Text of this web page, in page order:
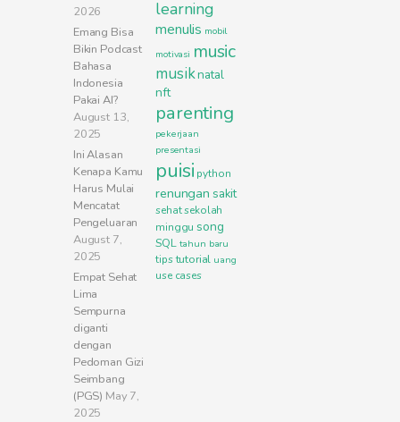
2026
Emang Bisa
Bikin Podcast
Bahasa
Indonesia
Pakai AI?
August 13,
2025
Ini Alasan
Kenapa Kamu
Harus Mulai
Mencatat
Pengeluaran
August 7,
2025
Empat Sehat
Lima
Sempurna
diganti
dengan
Pedoman Gizi
Seimbang
(PGS) May 7,
2025
learning
menulis mobil
motivasi music
musiknatal
nft
parenting
pekerjaan
presentasi
puisi python
renungan sakit
sehatsekolah
minggu song
SQL tahun baru
tipstutorial uang
use cases